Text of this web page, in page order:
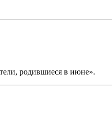
родившиеся в июне».